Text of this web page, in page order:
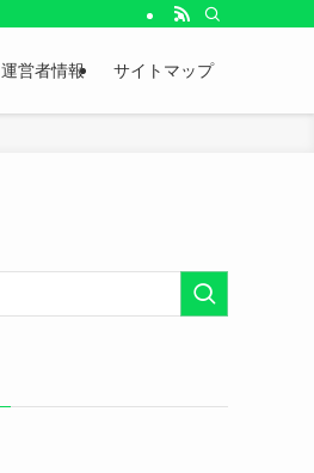
運営者情報 サイトマップ